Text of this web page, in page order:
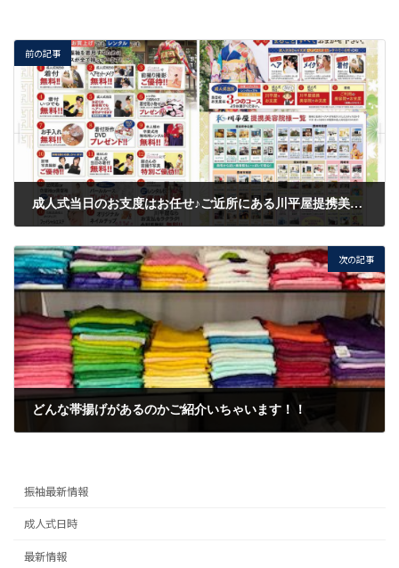
前の記事
成人式当日のお支度はお任せ♪ご近所にある川平屋提携美容院でお支度しませんか？
次の記事
どんな帯揚げがあるのかご紹介いちゃいます！！
振袖最新情報
成人式日時
最新情報